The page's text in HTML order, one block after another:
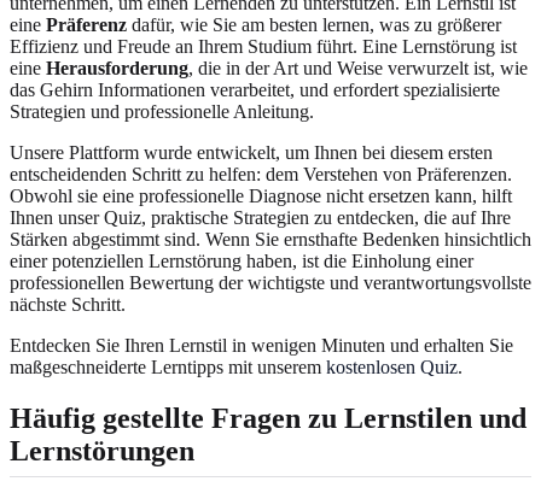
eine Präferenz dafür, wie Sie am besten lernen, was zu größerer
Effizienz und Freude an Ihrem Studium führt. Eine Lernstörung ist
eine Herausforderung, die in der Art und Weise verwurzelt ist, wie
das Gehirn Informationen verarbeitet, und erfordert spezialisierte
Strategien und professionelle Anleitung.
Unsere Plattform wurde entwickelt, um Ihnen bei diesem ersten
entscheidenden Schritt zu helfen: dem Verstehen von Präferenzen.
Obwohl sie eine professionelle Diagnose nicht ersetzen kann, hilft
Ihnen unser Quiz, praktische Strategien zu entdecken, die auf Ihre
Stärken abgestimmt sind. Wenn Sie ernsthafte Bedenken hinsichtlich
einer potenziellen Lernstörung haben, ist die Einholung einer
professionellen Bewertung der wichtigste und verantwortungsvollste
nächste Schritt.
Entdecken Sie Ihren Lernstil in wenigen Minuten und erhalten Sie
maßgeschneiderte Lerntipps mit unserem kostenlosen Quiz.
Häufig gestellte Fragen zu Lernstilen und
Lernstörungen